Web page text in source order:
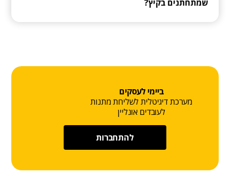
שמתחתנים בקיץ?
ביימי לעסקים
מערכת דיגיטלית לשליחת מתנות
לעובדים אונליין
להתחברות